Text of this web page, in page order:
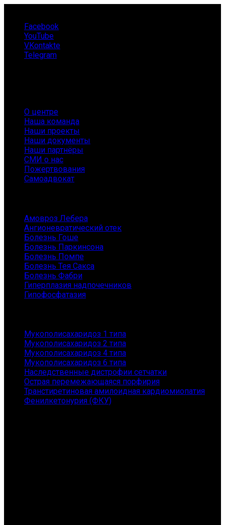
Facebook
YouTube
VKontakte
Telegram
О центре
Наша команда
Наши проекты
Наши документы
Наши партнёры
СМИ о нас
Пожертвования
Самоадвокат
Амовроз Лебера
Ангионевратический отек
Болезнь Гоше
Болезнь Паркинсона
Болезнь Помпе
Болезнь Тея Сакса
Болезнь Фабри
Гиперплазия надпочечников
Гипофосфатазия
Мукополисахаридоз 1 типа
Мукополисахаридоз 2 типа
Мукополисахаридоз 4 типа
Мукополисахаридоз 6 типа
Наследственные дистрофии сетчатки
Острая перемежающаяся порфирия
Транстиретиновая амилоидная кардиомиопатия
Фенилкетонурия (ФКУ)